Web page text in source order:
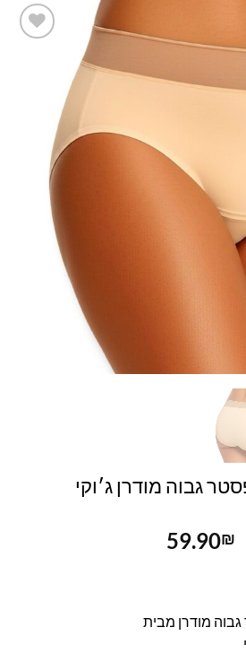
גבוה מודרן ג׳וקי
59.90₪
מודרן מבית